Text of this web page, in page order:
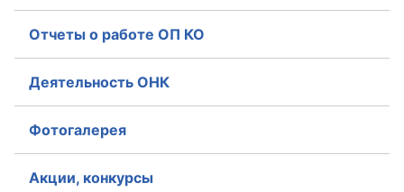
Отчеты о работе ОП КО
Деятельность ОНК
Фотогалерея
Акции, конкурсы